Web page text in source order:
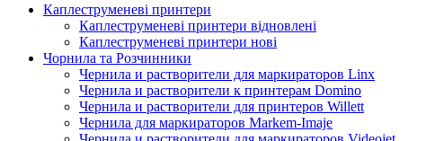
Аплікатор для горизонтальної поклейки етикетки
Подробнее
Каплеструменеві принтери
Каплеструменеві принтери відновлені
Каплеструменеві принтери нові
Чорнила та Розчинники
Чернила и растворители для маркираторов Linx
Чернила и растворители к принтерам Domino
Чернила и растворители для принтеров Willett
Чернила для маркираторов Markem-Imaje